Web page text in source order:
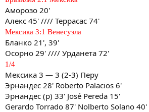
Аморозо 20'
Алекс 45' //// Террасас 74'
Мексика 3:1 Венесуэла
Бланко 21', 39'
Осорно 29' //// Урданета 72'
1/4
Мексика 3 — 3 (2-3) Перу
Эрнандес 28' Roberto Palacios 6'
Эрнандес (p) 33' José Pereda 15'
Gerardo Torrado 87' Nolberto Solano 40'